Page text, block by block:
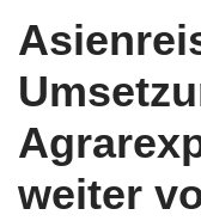
weiter